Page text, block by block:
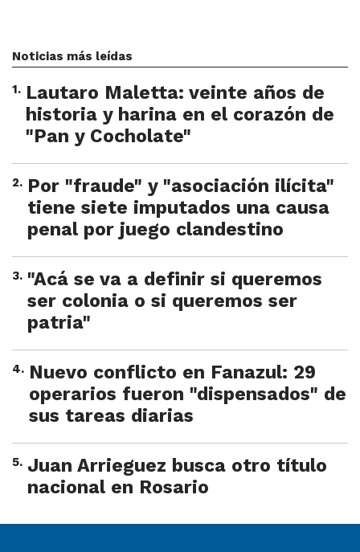
Noticias más leídas
1. Lautaro Maletta: veinte años de
historia y harina en el corazón de
"Pan y Cocholate"
2. Por "fraude" y "asociación ilícita"
tiene siete imputados una causa
penal por juego clandestino
3. "Acá se va a definir si queremos
ser colonia o si queremos ser
patria"
4. Nuevo conflicto en Fanazul: 29
operarios fueron "dispensados" de
sus tareas diarias
5. Juan Arrieguez busca otro título
nacional en Rosario